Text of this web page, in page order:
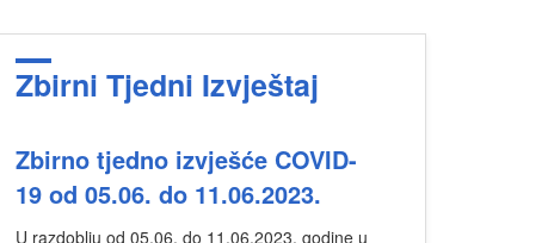
Zbirni Tjedni Izvještaj
Zbirno tjedno izvješće COVID-
19 od 05.06. do 11.06.2023.
U razdoblju od 05.06. do 11.06.2023. godine u